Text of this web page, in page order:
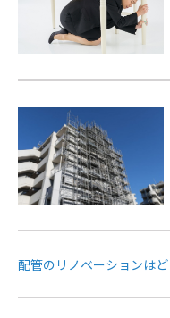
配管のリノベーションは